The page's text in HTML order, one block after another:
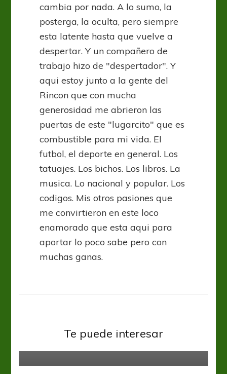
cambia por nada. A lo sumo, la
posterga, la oculta, pero siempre
esta latente hasta que vuelve a
despertar. Y un compañero de
trabajo hizo de "despertador". Y
aqui estoy junto a la gente del
Rincon que con mucha
generosidad me abrieron las
puertas de este "lugarcito" que es
combustible para mi vida. El
futbol, el deporte en general. Los
tatuajes. Los bichos. Los libros. La
musica. Lo nacional y popular. Los
codigos. Mis otros pasiones que
me convirtieron en este loco
enamorado que esta aqui para
aportar lo poco sabe pero con
muchas ganas.
Te puede interesar
La fecha arrancó sin emociones en